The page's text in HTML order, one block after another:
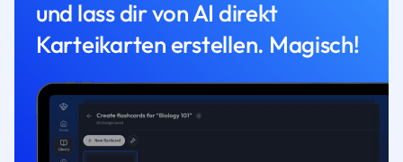
und lass dir von AI direkt
Karteikarten erstellen. Magisch!